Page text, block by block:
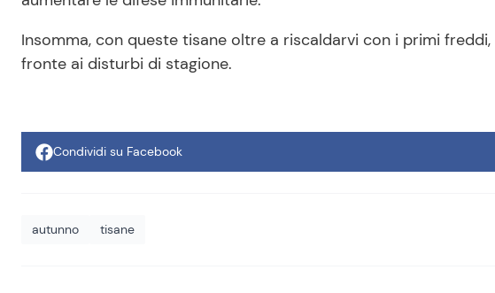
Insomma, con queste tisane oltre a riscaldarvi con i primi
fronte ai disturbi di stagione.
Condividi su Facebook
autunno tisane